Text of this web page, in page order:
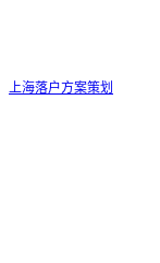
上海落户方案策划